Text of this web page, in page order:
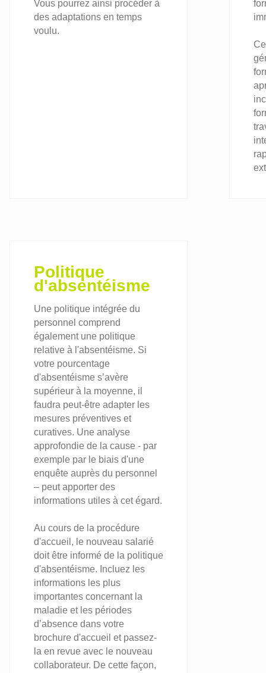
Vous pourrez ainsi procéder à
des adaptations en temps
voulu.
Politique
d'absentéisme
Une politique intégrée du
personnel comprend
également une politique
relative à l'absentéisme. Si
votre pourcentage
d'absentéisme s’avère
supérieur à la moyenne, il
faudra peut-être adapter les
mesures préventives et
curatives. Une analyse
approfondie de la cause - par
exemple par le biais d'une
enquête auprès du personnel
– peut apporter des
informations utiles à cet égard.
Au cours de la procédure
d'accueil, le nouveau salarié
doit être informé de la politique
d'absentéisme. Incluez les
informations les plus
importantes concernant la
maladie et les périodes
d’absence dans votre
brochure d'accueil et passez-
la en revue avec le nouveau
collaborateur. De cette façon,